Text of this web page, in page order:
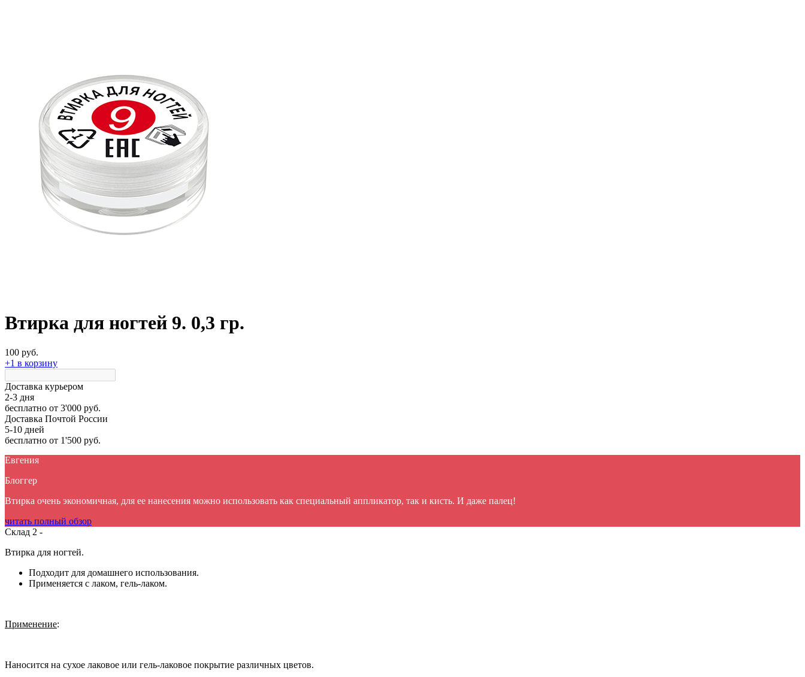
Втирка для ногтей 9. 0,3 гр.
100 руб.
+1 в корзину
Доставка курьером
2-3 дня
бесплатно от 3'000 руб.
Доставка Почтой России
5-10 дней
бесплатно от 1'500 руб.
Евгения
Блоггер
Втирка очень экономичная, для ее нанесения можно использовать как специальный аппликатор, так и кисть. И даже палец!
читать полный обзор
Склад 2 -
Втирка для ногтей.
Подходит для домашнего использования.
Применяется с лаком, гель-лаком.
Применение:
Наносится на сухое лаковое или гель-лаковое покрытие различных цветов.